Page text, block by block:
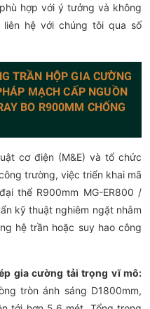
hợp với ý tưởng và không
hệ với chúng tôi qua số
TRẦN HỘP GIA CƯỜNG
MẠCH CẤP NGUỒN
BO R900MM CHỐNG
cơ điện (M&E) và tổ chức
trường, việc triển khai mã
thể R900mm MG-ER800 /
kỹ thuật nghiêm ngặt nhằm
hệ trần hoặc suy hao công
gia cường tải trọng vĩ mô:
tròn ánh sáng D1800mm,